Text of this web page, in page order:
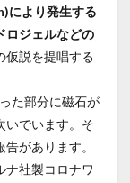
により発生する
ロジェルなどの
仮説を提唱する
た部分に磁石が
いでいます。そ
があります。
ナ社製コロナワ